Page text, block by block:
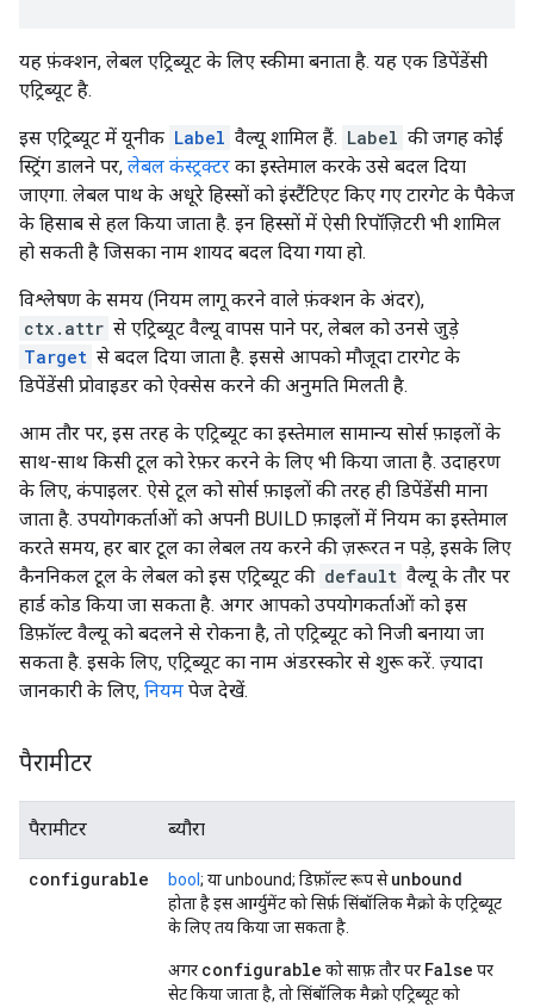
यह फ़ंक्शन, लेबल एट्रिब्यूट के लिए स्कीमा बनाता है. यह एक डिपेंडेंसी
एट्रिब्यूट है.
इस एट्रिब्यूट में यूनीक Label वैल्यू शामिल हैं. Label की जगह कोई
स्ट्रिंग डालने पर, लेबल कंस्ट्रक्टर का इस्तेमाल करके उसे बदल दिया
जाएगा. लेबल पाथ के अधूरे हिस्सों को इंस्टैंटिएट किए गए टारगेट के पैकेज
के हिसाब से हल किया जाता है. इन हिस्सों में ऐसी रिपॉज़िटरी भी शामिल
हो सकती है जिसका नाम शायद बदल दिया गया हो.
विश्लेषण के समय (नियम लागू करने वाले फ़ंक्शन के अंदर),
ctx.attr से एट्रिब्यूट वैल्यू वापस पाने पर, लेबल को उनसे जुड़े
Target से बदल दिया जाता है. इससे आपको मौजूदा टारगेट के
डिपेंडेंसी प्रोवाइडर को ऐक्सेस करने की अनुमति मिलती है.
आम तौर पर, इस तरह के एट्रिब्यूट का इस्तेमाल सामान्य सोर्स फ़ाइलों के
साथ-साथ किसी टूल को रेफ़र करने के लिए भी किया जाता है. उदाहरण
के लिए, कंपाइलर. ऐसे टूल को सोर्स फ़ाइलों की तरह ही डिपेंडेंसी माना
जाता है. उपयोगकर्ताओं को अपनी BUILD फ़ाइलों में नियम का इस्तेमाल
करते समय, हर बार टूल का लेबल तय करने की ज़रूरत न पड़े, इसके लिए
कैननिकल टूल के लेबल को इस एट्रिब्यूट की default वैल्यू के तौर पर
हार्ड कोड किया जा सकता है. अगर आपको उपयोगकर्ताओं को इस
डिफ़ॉल्ट वैल्यू को बदलने से रोकना है, तो एट्रिब्यूट को निजी बनाया जा
सकता है. इसके लिए, एट्रिब्यूट का नाम अंडरस्कोर से शुरू करें. ज़्यादा
जानकारी के लिए, नियम पेज देखें.
पैरामीटर
पैरामीटर ब्यौरा
configurable bool ; या unbound; डिफ़ॉल्ट रूप सेunbound
होता है इस आर्ग्युमेंट को सिर्फ़ सिंबॉलिक मैक्रो के एट्रिब्यूट
के लिए तय किया जा सकता है.
अगर configurable को साफ़ तौर पर False पर
सेट किया जाता है, तो सिंबॉलिक मैक्रो एट्रिब्यूट को